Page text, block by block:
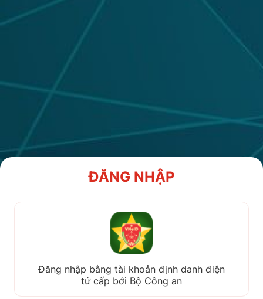
ĐĂNG NHẬP
Đăng nhập bằng tài khoản định danh điện
tử cấp bởi Bộ Công an